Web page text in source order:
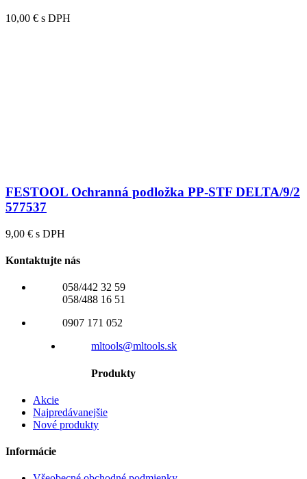
10,00 € s DPH
FESTOOL Ochranná podložka PP-STF DELTA/9/2
577537
9,00 € s DPH
Kontaktujte nás
058/442 32 59
058/488 16 51
0907 171 052
mltools@mltools.sk
Produkty
Akcie
Najpredávanejšie
Nové produkty
Informácie